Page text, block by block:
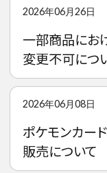
2026年06月26日
一部商品にお
変更不可につ
2026年06月08日
ポケモンカー
販売について